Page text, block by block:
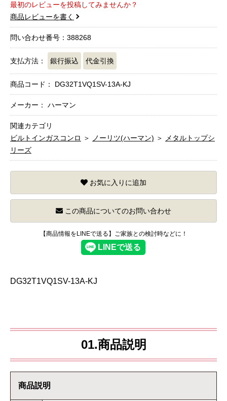
最初のレビューを投稿してみませんか？
商品レビューを書く
問い合わせ番号：388268
支払方法： 銀行振込 代金引換
商品コード： DG32T1VQ1SV-13A-KJ
メーカー： ハーマン
関連カテゴリ
ビルトインガスコンロ ＞ ノーリツ(ハーマン) ＞ メタルトップシ
リーズ
お気に入りに追加
この商品についてのお問い合わせ
【商品情報をLINEで送る】ご家族との検討時などに！
DG32T1VQ1SV-13A-KJ
01.商品説明
商品説明